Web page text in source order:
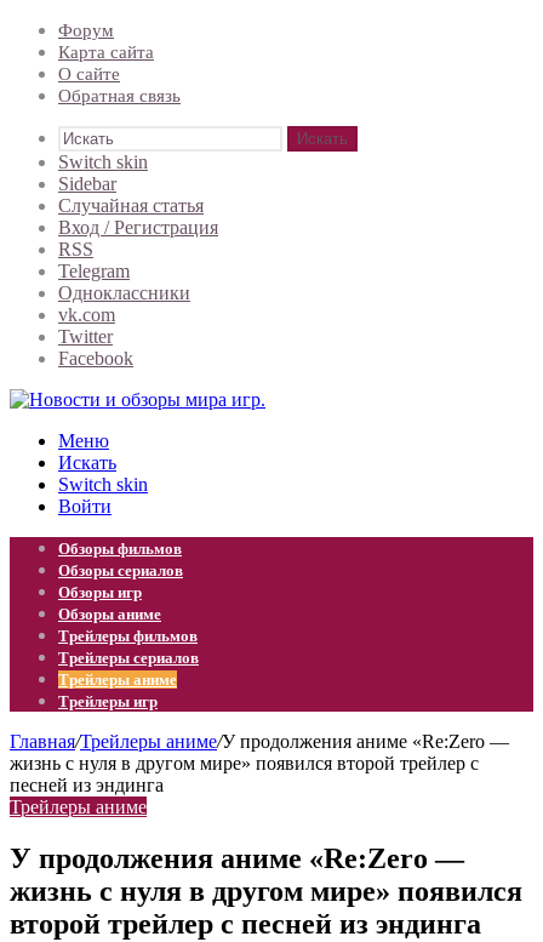
Форум
Карта сайта
О сайте
Обратная связь
Искать
Switch skin
Sidebar
Случайная статья
Вход / Регистрация
RSS
Telegram
Одноклассники
vk.com
Twitter
Facebook
Меню
Искать
Switch skin
Войти
Обзоры фильмов
Обзоры сериалов
Обзоры игр
Обзоры аниме
Трейлеры фильмов
Трейлеры сериалов
Трейлеры аниме
Трейлеры игр
Главная/Трейлеры аниме/У продолжения аниме «Re:Zero —
жизнь с нуля в другом мире» появился второй трейлер с
песней из эндинга
Трейлеры аниме
У продолжения аниме «Re:Zero —
жизнь с нуля в другом мире» появился
второй трейлер с песней из эндинга